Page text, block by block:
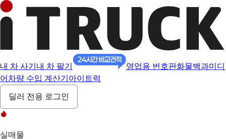
내 차 사기 내 차 팔기 영업용 번호판화물백과미디
어 차량 수입 계산기 아이트럭
딜러 전용 로그인
실매물